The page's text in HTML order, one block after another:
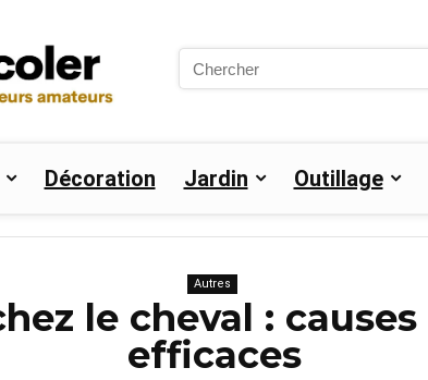
Search
Décoration Jardin Outillage
Autres
le cheval :
efficaces